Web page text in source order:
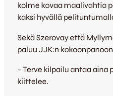
kolme kovaa maalivahtia
kaksi hyvällä
Sekä Szerovay että
paluu JJK:n
– Terve kilpailu antaa aina
kiittelee.